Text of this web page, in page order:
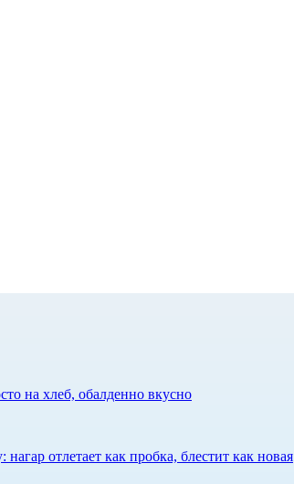
на хлеб, обалденно вкусно
отлетает как пробка, блестит как новая